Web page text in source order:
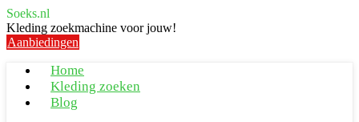
Soeks.nl
Kleding zoekmachine voor jouw!
Aanbiedingen
Home
Kleding zoeken
Blog